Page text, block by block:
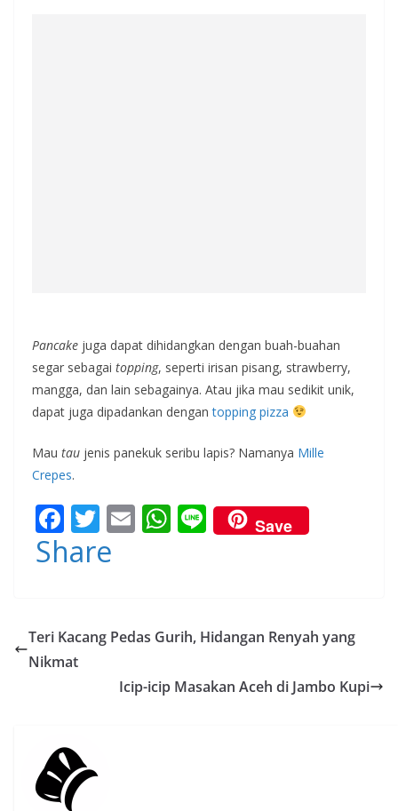
Pancake juga dapat dihidangkan dengan buah-buahan
segar sebagai topping, seperti irisan pisang, strawberry,
mangga, dan lain sebagainya. Atau jika mau sedikit unik,
dapat juga dipadankan dengantopping pizza
Mau tau jenis panekuk seribu lapis? Namanya Mille
Crepes.
F
ac
e
o
o
T
w
itt
E W
A
p
Li
n
Save
Share
Teri Kacang Pedas Gurih, Hidangan Renyah yang
Nikmat
Icip-icip Masakan Aceh di Jambo Kupi